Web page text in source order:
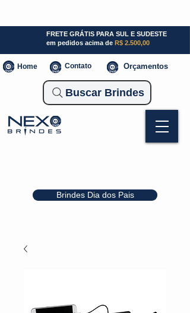
Brindes Dia dos Pais
FRETE GRÁTIS PARA SUL E SUDESTE
em pedidos acima de R$ 2.500,00
Home Contato Orçamentos
Buscar Brindes